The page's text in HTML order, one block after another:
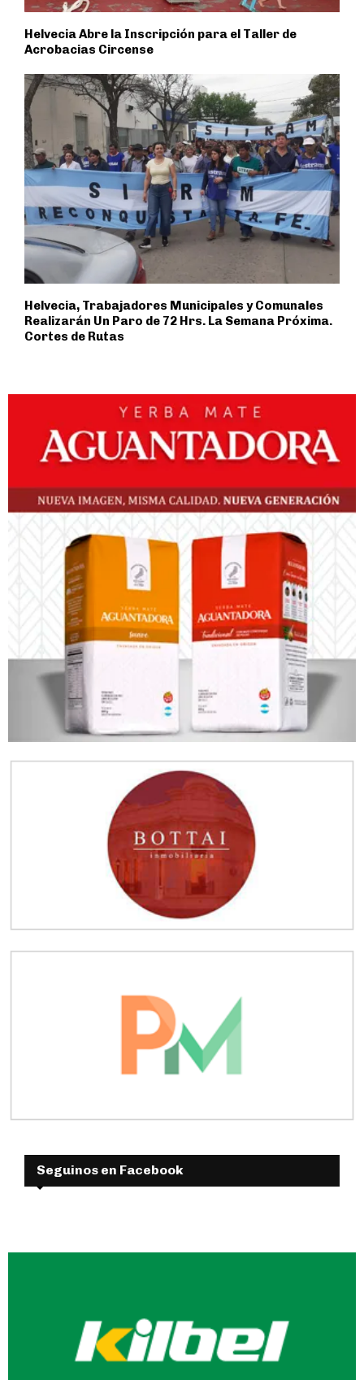
Helvecia Abre la Inscripción para el Taller de
Acrobacias Circense
Helvecia, Trabajadores Municipales y Comunales
Realizarán Un Paro de 72 Hrs. La Semana Próxima.
Cortes de Rutas
Seguinos en Facebook